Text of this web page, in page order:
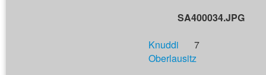
SA400034.JPG
Knuddi
7
Oberlausitz